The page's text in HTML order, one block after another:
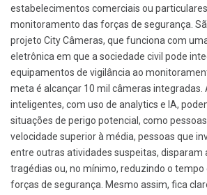
estabelecimentos comerciais ou
monitoramento das forças de segurança.
projeto City Câmeras, que funciona com
eletrônica em que a sociedade civil pode
equipamentos de vigilância ao
meta é alcançar 10 mil câmeras integradas.
inteligentes, com uso de analytics e IA,
situações de perigo potencial, como
velocidade superior à média, pessoas que
entre outras atividades suspeitas, disparam
tragédias ou, no mínimo, reduzindo o tempo
forças de segurança. Mesmo assim, fica